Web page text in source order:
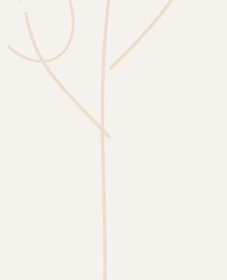
Sammlungen
Selber machen
Glossar